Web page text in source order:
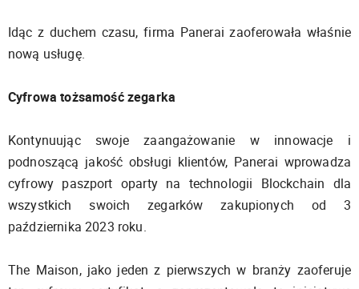
Idąc z duchem czasu, firma Panerai zaoferowała właśnie
nową usługę.
Cyfrowa tożsamość zegarka
Kontynuując swoje zaangażowanie w innowacje i
podnoszącą jakość obsługi klientów, Panerai wprowadza
cyfrowy paszport oparty na technologii Blockchain dla
wszystkich swoich zegarków zakupionych od 3
października 2023 roku.
The Maison, jako jeden z pierwszych w branży zaoferuje